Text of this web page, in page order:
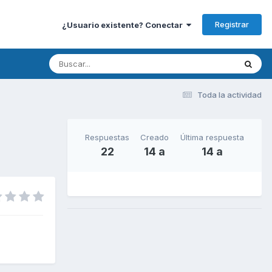
¿Usuario existente? Conectar Registrar
Toda la actividad
Respuestas
22
Creado
14 a
Última respuesta
14 a